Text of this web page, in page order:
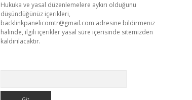
Hukuka ve yasal düzenlemelere aykırı olduğunu
düşündüğünüz içerikleri,
backlinkpanelicomtr@gmail.com adresine bildirmeniz
halinde, ilgili içerikler yasal süre içerisinde sitemizden
kaldırılacaktır.